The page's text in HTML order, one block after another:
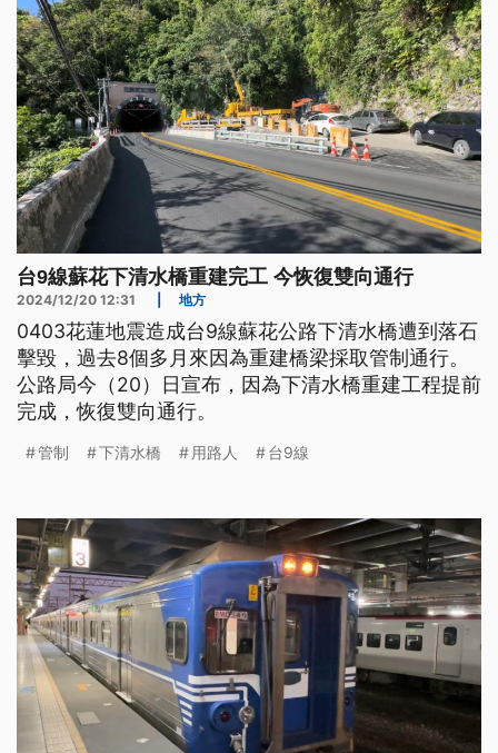
台9線蘇花下清水橋重建完工 今恢復雙向通行
2024/12/20 12:31 地方
0403花蓮地震造成台9線蘇花公路下清水橋遭到落石
擊毀，過去8個多月來因為重建橋梁採取管制通行。
公路局今（20）日宣布，因為下清水橋重建工程提前
完成，恢復雙向通行。
管制 下清水橋 用路人 台9線